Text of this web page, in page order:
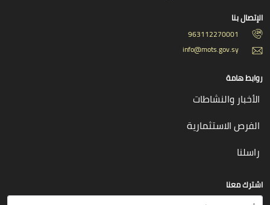
الإتصال بنا
963112270001
info@mots.gov.sy
روابط هامة
الأخبار والنشاطات
الفرص الاستثمارية
راسلنا
اشترك معنا